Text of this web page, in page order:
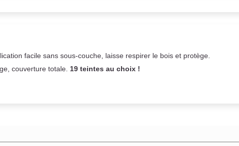
facile sans sous-couche, laisse respirer le bois et protège.
couverture totale. 19 teintes au choix !